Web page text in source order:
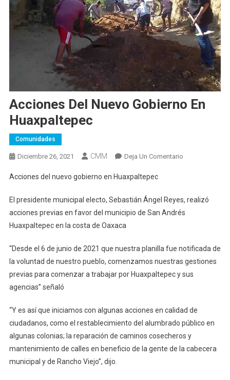
Acciones Del Nuevo Gobierno En
Huaxpaltepec
Comunidades
Diciembre 26, 2021 CMM Deja Un ComentarioEn
Gobierno
En
Acciones del nuevo gobierno en Huaxpaltepec
El presidente municipal electo, Sebastián Ángel Reyes, realizó
acciones previas en favor del municipio de San Andrés
Huaxpaltepec en la costa de Oaxaca
“Desde el 6 de junio de 2021 que nuestra planilla fue notificada de
la voluntad de nuestro pueblo, comenzamos nuestras gestiones
previas para comenzar a trabajar por Huaxpaltepec y sus
agencias” señaló
“Y es así que iniciamos con algunas acciones en calidad de
ciudadanos, como el restablecimiento del alumbrado público en
algunas colonias; la reparación de caminos cosecheros y
mantenimiento de calles en beneficio de la gente de la cabecera
municipal y de Rancho Viejo”, dijo.